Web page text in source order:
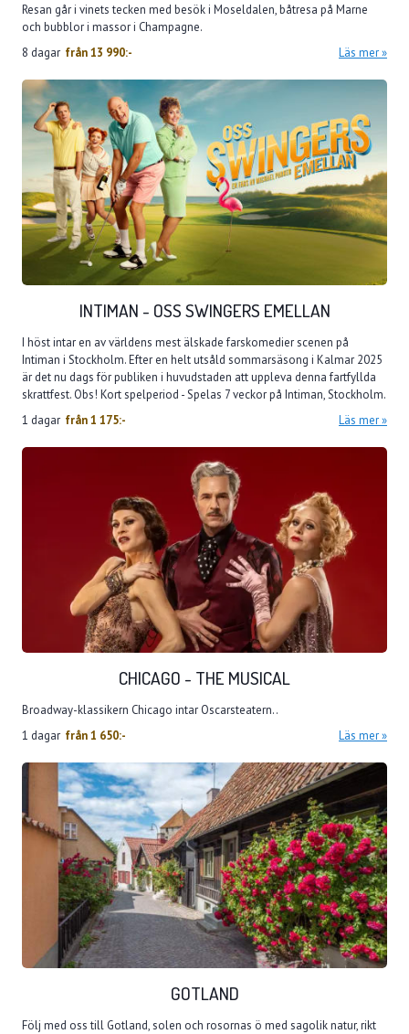
Resan går i vinets tecken med besök i Moseldalen, båtresa på Marne
och bubblor i massor i Champagne.
8 dagar från13 990:- Läs mer
INTIMAN - OSS SWINGERS EMELLAN
I höst intar en av världens mest älskade farskomedier scenen på
Intiman i Stockholm. Efter en helt utsåld sommarsäsong i Kalmar 2025
är det nu dags för publiken i huvudstaden att uppleva denna fartfyllda
skrattfest. Obs! Kort spelperiod - Spelas 7 veckor på Intiman, Stockholm.
1 dagar från1 175:- Läs mer
CHICAGO - THE MUSICAL
Broadway-klassikern Chicago intar Oscarsteatern..
1 dagar från1 650:- Läs mer
GOTLAND
Följ med oss till Gotland, solen och rosornas ö med sagolik natur, rikt